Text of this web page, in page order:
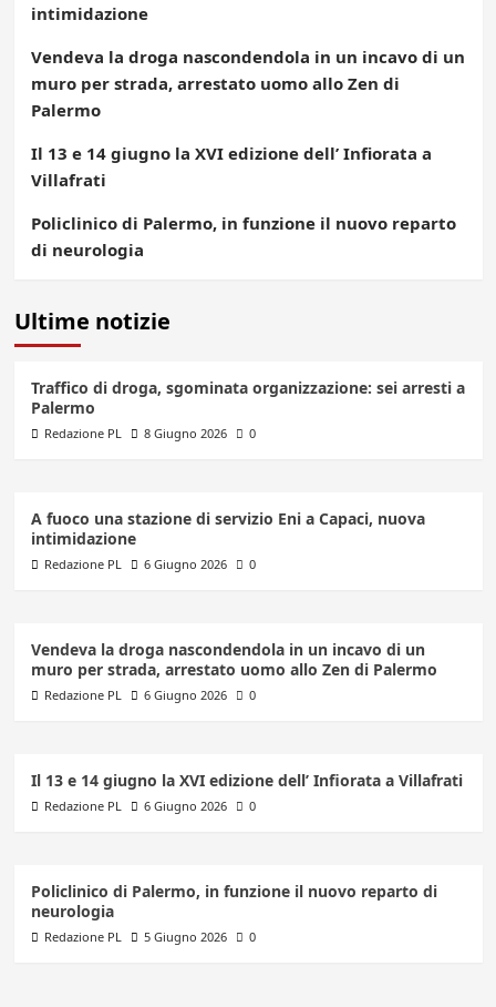
intimidazione
Vendeva la droga nascondendola in un incavo di un
muro per strada, arrestato uomo allo Zen di
Palermo
Il 13 e 14 giugno la XVI edizione dell’ Infiorata a
Villafrati
Policlinico di Palermo, in funzione il nuovo reparto
di neurologia
Ultime notizie
Traffico di droga, sgominata organizzazione: sei arresti a
Palermo
Redazione PL 8 Giugno 2026 0
A fuoco una stazione di servizio Eni a Capaci, nuova
intimidazione
Redazione PL 6 Giugno 2026 0
Vendeva la droga nascondendola in un incavo di un
muro per strada, arrestato uomo allo Zen di Palermo
Redazione PL 6 Giugno 2026 0
Il 13 e 14 giugno la XVI edizione dell’ Infiorata a Villafrati
Redazione PL 6 Giugno 2026 0
Policlinico di Palermo, in funzione il nuovo reparto di
neurologia
Redazione PL 5 Giugno 2026 0